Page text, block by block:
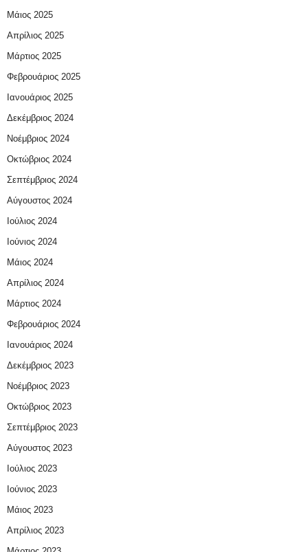
Μάιος 2025
Απρίλιος 2025
Μάρτιος 2025
Φεβρουάριος 2025
Ιανουάριος 2025
Δεκέμβριος 2024
Νοέμβριος 2024
Οκτώβριος 2024
Σεπτέμβριος 2024
Αύγουστος 2024
Ιούλιος 2024
Ιούνιος 2024
Μάιος 2024
Απρίλιος 2024
Μάρτιος 2024
Φεβρουάριος 2024
Ιανουάριος 2024
Δεκέμβριος 2023
Νοέμβριος 2023
Οκτώβριος 2023
Σεπτέμβριος 2023
Αύγουστος 2023
Ιούλιος 2023
Ιούνιος 2023
Μάιος 2023
Απρίλιος 2023